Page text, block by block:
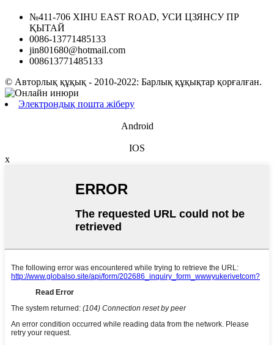
№411-706 XIHU EAST ROAD, УСИ ЦЗЯНСУ ПР
ҚЫТАЙ
0086-13771485133
jin801680@hotmail.com
008613771485133
© Авторлық құқық - 2010-2022: Барлық құқықтар қорғалған.
Электрондық пошта жіберу
Android
IOS
x